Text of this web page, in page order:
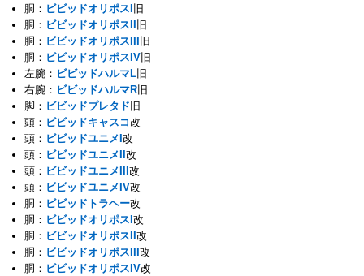
胴： ビビッドオリポスI
旧
胴： ビビッドオリポスII
旧
胴： ビビッドオリポスIII
旧
胴： ビビッドオリポスIV 旧
左腕： ビビッドハルマL 旧
右腕： ビビッドハルマR 旧
脚： ビビッドプレタド 旧
頭： ビビッドキャスコ改
頭： ビビッドユニメI 改
頭： ビビッドユニメII 改
頭： ビビッドユニメIII 改
頭： ビビッドユニメIV改
胴： ビビッドトラヘー改
胴： ビビッドオリポスI 改
胴： ビビッドオリポスII 改
胴： ビビッドオリポスIII 改
胴： ビビッドオリポスIV改